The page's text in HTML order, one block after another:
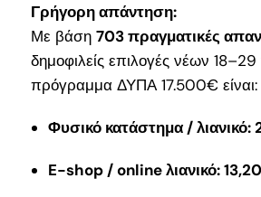
Γρήγορη απάντηση:
Με βάση 703 πραγματικές
δημοφιλείς επιλογές νέων 18–29
πρόγραμμα ΔΥΠΑ 17.500€ είναι:
Φυσικό κατάστημα / λιανικό:
E-shop / online λιανικό: